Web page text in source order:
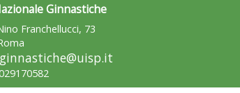
Ginnastiche
Franchellucci, 73
ginnastiche@uisp.it